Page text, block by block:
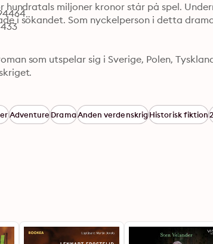
hundratals miljoner kronor står på spel.
i sökandet. Som nyckelperson i detta
som utspelar sig i Sverige, Polen,
AdventureDramaAnden verdenskrigHistorisk fiktion